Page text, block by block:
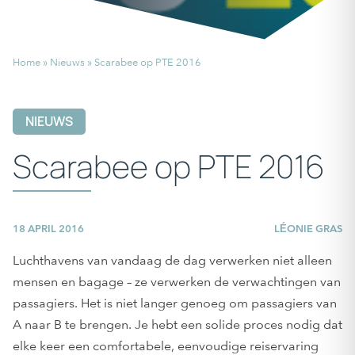
Home » Nieuws » Scarabee op PTE 2016
NIEUWS
Scarabee op PTE 2016
18 APRIL 2016 LÉONIE GRAS
Luchthavens van vandaag de dag verwerken niet alleen
mensen en bagage – ze verwerken de verwachtingen van
passagiers. Het is niet langer genoeg om passagiers van
A naar B te brengen. Je hebt een solide proces nodig dat
elke keer een comfortabele, eenvoudige reiservaring